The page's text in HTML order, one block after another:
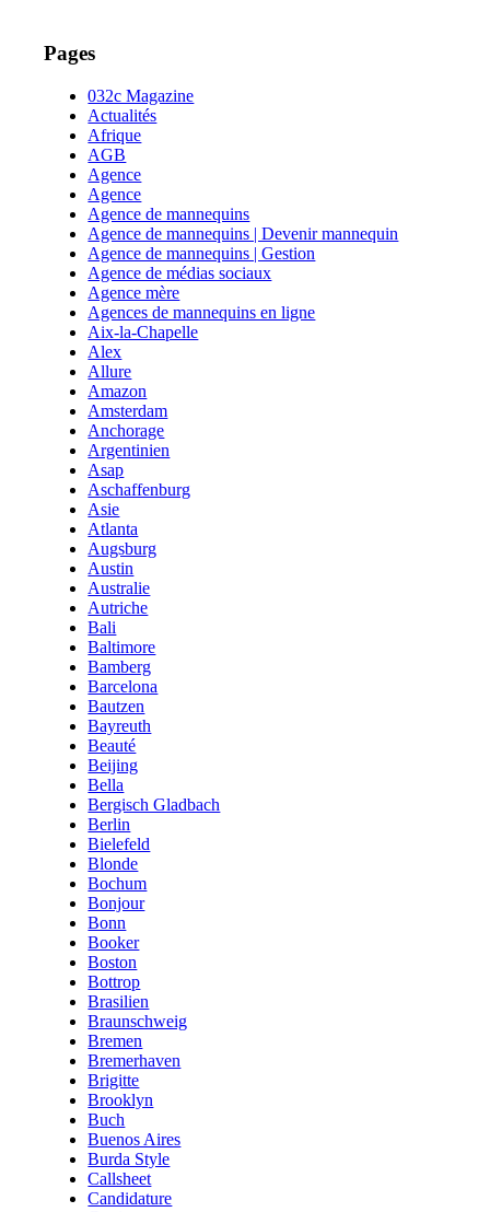
Pages
032c Magazine
Actualités
Afrique
AGB
Agence
Agence
Agence de mannequins
Agence de mannequins | Devenir mannequin
Agence de mannequins | Gestion
Agence de médias sociaux
Agence mère
Agences de mannequins en ligne
Aix-la-Chapelle
Alex
Allure
Amazon
Amsterdam
Anchorage
Argentinien
Asap
Aschaffenburg
Asie
Atlanta
Augsburg
Austin
Australie
Autriche
Bali
Baltimore
Bamberg
Barcelona
Bautzen
Bayreuth
Beauté
Beijing
Bella
Bergisch Gladbach
Berlin
Bielefeld
Blonde
Bochum
Bonjour
Bonn
Booker
Boston
Bottrop
Brasilien
Braunschweig
Bremen
Bremerhaven
Brigitte
Brooklyn
Buch
Buenos Aires
Burda Style
Callsheet
Candidature